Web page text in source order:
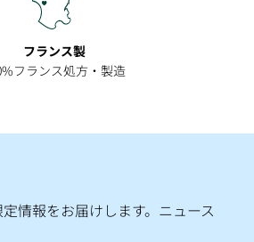
フランス製
フランス処方・製造
情報をお届けします。ニュース